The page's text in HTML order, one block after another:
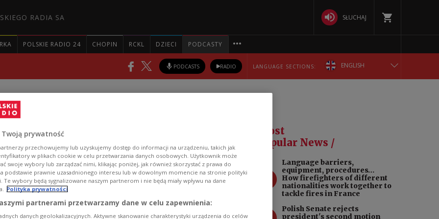
RADIA SA SŁUCHAJ
POLSKIE RADIO 24 CHOPIN RCKL DZIECI PODCASTY
PODCASTS RADIO LANGUAGE SECTIONS: ENGLISH
РУССКИЙ
УКРАЇНСЬКА
Poland :: 03.07.2026
of our current affairs magazine
Most
Popular News /
Language barriers,
equipment, procedures…
How firefighters of different
nationalities work together to
tackle fires in France
Polish Senate rejects
president's second motion
Twoją prywatność
przechowujemy lub uzyskujemy dostęp do informacji na urządzeniu, takich jak
w plikach cookie w celu przetwarzania danych osobowych. Użytkownik może
swoje wybory lub zarządzać nimi, klikając poniżej, jak również skorzystać z prawa do
podstawie prawnie uzasadnionego interesu lub w dowolnym momencie na stronie polityki
Te wybory będą sygnalizowane naszym partnerom i nie będą miały wpływu na dane
Polityka prywatności
partnerami przetwarzamy dane w celu zapewnienia:
danych geolokalizacyjnych. Aktywne skanowanie charakterystyki urządzenia do celów